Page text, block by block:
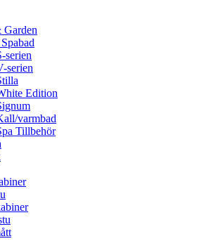
Garden
serien
serien
Edition
varmbad
Tillbehör